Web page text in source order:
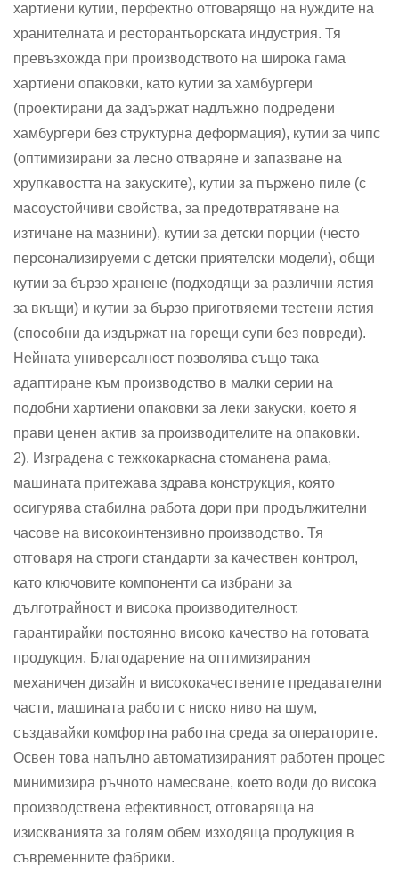
хартиени кутии, перфектно отговарящо на нуждите на
хранителната и ресторантьорската индустрия. Тя
превъзхожда при производството на широка гама
хартиени опаковки, като кутии за хамбургери
(проектирани да задържат надлъжно подредени
хамбургери без структурна деформация), кутии за чипс
(оптимизирани за лесно отваряне и запазване на
хрупкавостта на закуските), кутии за пържено пиле (с
масоустойчиви свойства, за предотвратяване на
изтичане на мазнини), кутии за детски порции (често
персонализируеми с детски приятелски модели), общи
кутии за бързо хранене (подходящи за различни ястия
за вкъщи) и кутии за бързо приготвяеми тестени ястия
(способни да издържат на горещи супи без повреди).
Нейната универсалност позволява също така
адаптиране към производство в малки серии на
подобни хартиени опаковки за леки закуски, което я
прави ценен актив за производителите на опаковки.
2). Изградена с тежкокаркасна стоманена рама,
машината притежава здрава конструкция, която
осигурява стабилна работа дори при продължителни
часове на високоинтензивно производство. Тя
отговаря на строги стандарти за качествен контрол,
като ключовите компоненти са избрани за
дълготрайност и висока производителност,
гарантирайки постоянно високо качество на готовата
продукция. Благодарение на оптимизирания
механичен дизайн и висококачествените предавателни
части, машината работи с ниско ниво на шум,
създавайки комфортна работна среда за операторите.
Освен това напълно автоматизираният работен процес
минимизира ръчното намесване, което води до висока
производствена ефективност, отговаряща на
изискванията за голям обем изходяща продукция в
съвременните фабрики.